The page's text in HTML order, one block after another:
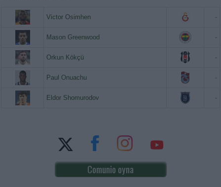
Victor Osimhen -
Mason Greenwood -
Orkun Kökçü -
Paul Onuachu -
Eldor Shomurodov -
Comunio oyna